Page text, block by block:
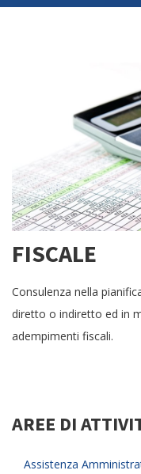
FISCALE
Consulenza nella
diretto o indiretto ed in
adempimenti fiscali.
AREE DI
Assistenza